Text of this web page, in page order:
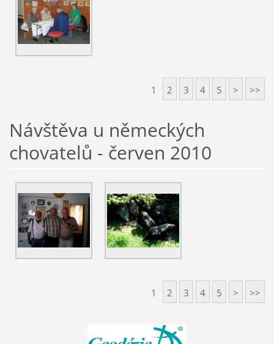
1 2 3 4 5 > >>
Návštěva u německých
chovatelů - červen 2010
1 2 3 4 5 > >>